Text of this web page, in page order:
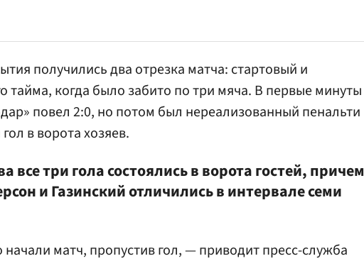
получились два отрезка матча: стартовый и
тайма, когда было забито по три мяча. В первые минуты
повел 2:0, но потом был нереализованный пенальти
в ворота хозяев.
все три гола состоялись в ворота гостей, причем
и Газинский отличились в интервале семи
матч, пропустив гол, — приводит пресс-служба